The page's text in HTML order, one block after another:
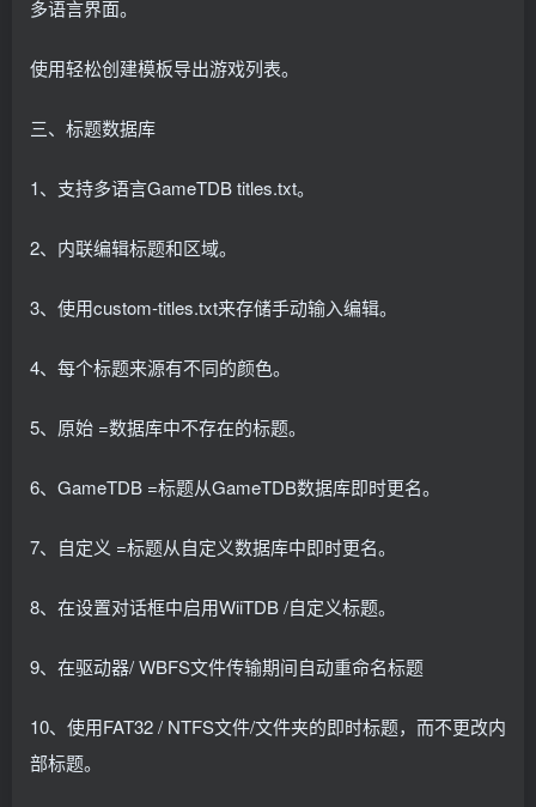
多语言界面。
使用轻松创建模板导出游戏列表。
三、标题数据库
1、支持多语言GameTDB titles.txt。
2、内联编辑标题和区域。
3、使用custom-titles.txt来存储手动输入编辑。
4、每个标题来源有不同的颜色。
5、原始 =数据库中不存在的标题。
6、GameTDB =标题从GameTDB数据库即时更名。
7、自定义 =标题从自定义数据库中即时更名。
8、在设置对话框中启用WiiTDB /自定义标题。
9、在驱动器/ WBFS文件传输期间自动重命名标题
10、使用FAT32 / NTFS文件/文件夹的即时标题，而不更改内
部标题。